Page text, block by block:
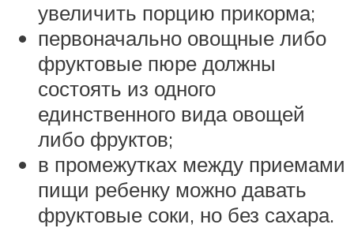
увеличить порцию прикорма;
первоначально овощные либо
фруктовые пюре должны
состоять из одного
единственного вида овощей
либо фруктов;
в промежутках между приемами
пищи ребенку можно давать
фруктовые соки, но без сахара.